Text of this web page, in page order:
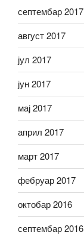
септембар 2017
август 2017
јул 2017
јун 2017
мај 2017
април 2017
март 2017
фебруар 2017
октобар 2016
септембар 2016